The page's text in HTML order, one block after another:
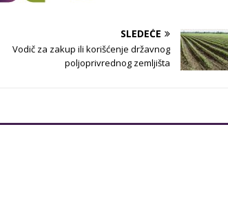
SLEDEĆE
Vodič za zakup ili korišćenje državnog
poljoprivrednog zemljišta